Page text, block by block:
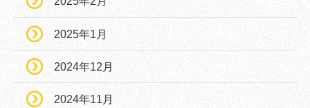
2025年1月
2024年12月
2024年11月